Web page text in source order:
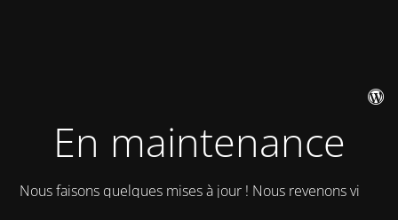
En maintenance
Nous faisons quelques mises à jour ! Nous revenons vite !